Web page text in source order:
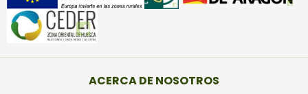
ACERCA DE NOSOTROS